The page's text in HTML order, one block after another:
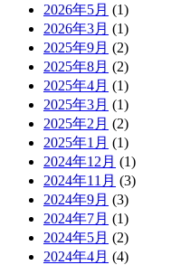
2026年5月 (1)
2026年3月 (1)
2025年9月 (2)
2025年8月 (2)
2025年4月 (1)
2025年3月 (1)
2025年2月 (2)
2025年1月 (1)
2024年12月 (1)
2024年11月 (3)
2024年9月 (3)
2024年7月 (1)
2024年5月 (2)
2024年4月 (4)